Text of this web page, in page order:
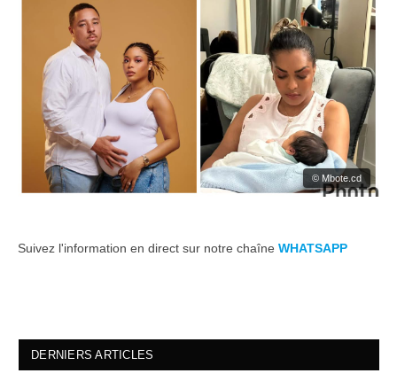
© Mbote.cd
Suivez l'information en direct sur notre chaîne WHATSAPP
DERNIERS ARTICLES